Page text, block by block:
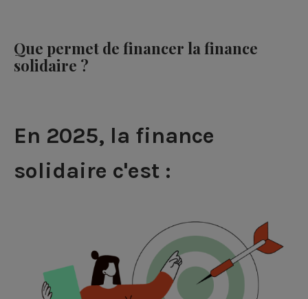
Que permet de financer la finance
solidaire ?
En 2025, la finance
solidaire c'est :